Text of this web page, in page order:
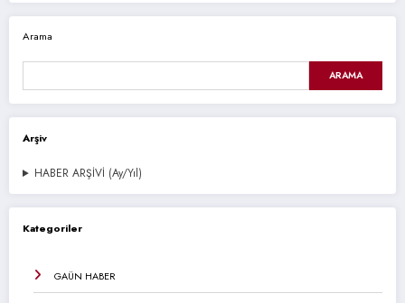
Arama
ARAMA
Arşiv
HABER ARŞİVİ (Ay/Yıl)
Kategoriler
GAÜN HABER